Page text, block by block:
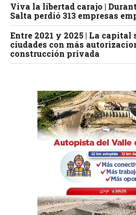
Viva la libertad carajo |
Salta perdió 313 empresas
Entre 2021 y 2025 | La capital
ciudades con más
construcción privada